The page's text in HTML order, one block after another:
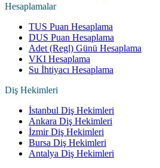
Hesaplamalar
TUS Puan Hesaplama
DUS Puan Hesaplama
Adet (Regl) Günü Hesaplama
VKI Hesaplama
Su İhtiyacı Hesaplama
Diş Hekimleri
İstanbul Diş Hekimleri
Ankara Diş Hekimleri
İzmir Diş Hekimleri
Bursa Diş Hekimleri
Antalya Diş Hekimleri